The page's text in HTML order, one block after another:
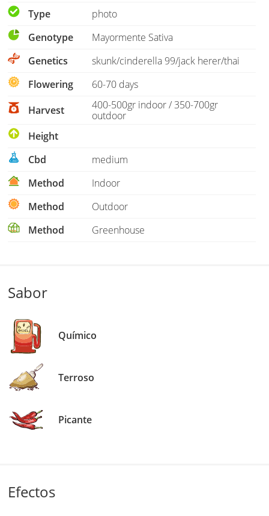
Type
photo
Genotype
Mayormente Sativa
Genetics
skunk/cinderella 99/jack herer/thai
Flowering
60-70 days
Harvest
400-500gr indoor / 350-700gr
outdoor
Height
Cbd
medium
Method
Indoor
Method
Outdoor
Method
Greenhouse
Sabor
Químico
Terroso
Picante
Efectos